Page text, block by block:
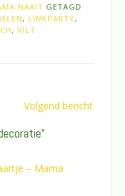
NAAIT GETAGD
, LINKPARTY,
, VILT
Volgend bericht
”
– Mama